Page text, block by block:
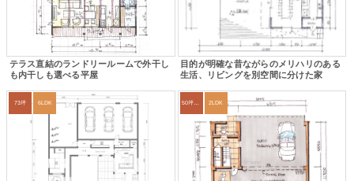
テラス直結のランドリールームで外干し
も内干しも選べる平屋
目的が明確な昔ながらのメリハリのある
生活、リビングを別空間に分けた家
73坪 6LDK 50坪以上 2LDK